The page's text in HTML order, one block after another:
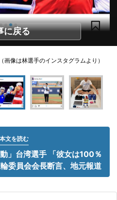
に戻る
画像は林選手のインスタグラムより）
文を読む
」台湾選手 「彼女は100％
委員会会長断言、地元報道